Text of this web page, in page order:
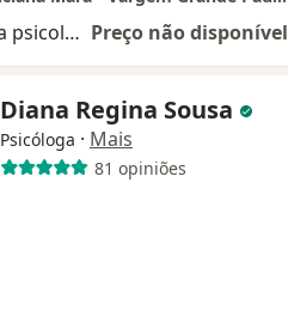
Primeira consulta psicologia Preço não disponível
Diana Regina Sousa
Psicóloga · Mais
81 opiniões